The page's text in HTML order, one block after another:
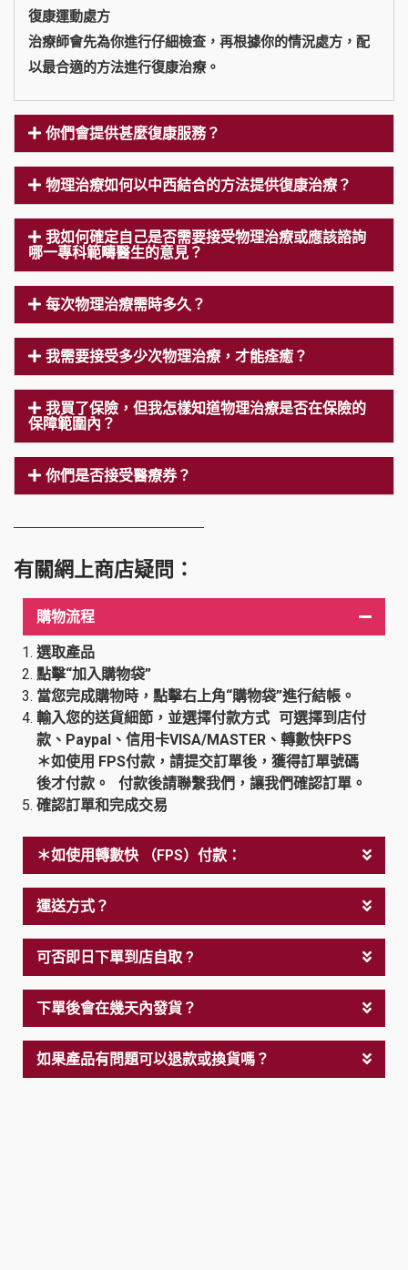
復康運動處方
治療師會先為你進行仔細檢查，再根據你的情況處方，配
以最合適的方法進行復康治療。
你們會提供甚麼復康服務？
物理治療如何以中西結合的方法提供復康治療？
我如何確定自己是否需要接受物理治療或應該諮詢
哪一專科範疇醫生的意見？
每次物理治療需時多久？
我需要接受多少次物理治療，才能痊癒？
我買了保險，但我怎樣知道物理治療是否在保險的
保障範圍內？
你們是否接受醫療券？
有關網上商店疑問：
購物流程
選取產品
點擊“加入購物袋”
當您完成購物時，點擊右上角“購物袋”進行結帳。
輸入您的送貨細節，並選擇付款方式 可選擇到店付
款、Paypal、信用卡VISA/MASTER、轉數快FPS
＊如使用 FPS付款，請提交訂單後，獲得訂單號碼
後才付款。 付款後請聯繫我們，讓我們確認訂單。
確認訂單和完成交易
＊如使用轉數快 （FPS）付款：
運送方式？
可否即日下單到店自取 ?
下單後會在幾天內發貨？
如果產品有問題可以退款或換貨嗎？